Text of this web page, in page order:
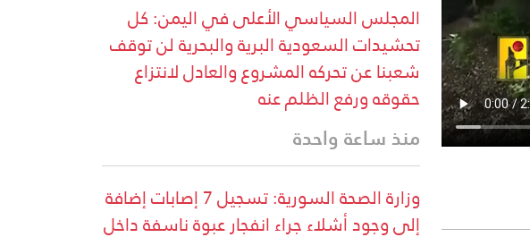
المجلس السياسي الأعلى في اليمن: كل
تحشيدات السعودية البرية والبحرية لن توقف
شعبنا عن تحركه المشروع والعادل لانتزاع
حقوقه ورفع الظلم عنه
منذ ساعة واحدة
وزارة الصحة السورية: تسجيل 7 إصابات إضافة
إلى وجود أشلاء جراء انفجار عبوة ناسفة داخل